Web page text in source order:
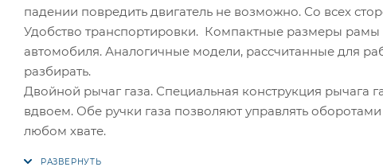
падении повредить двигатель не возможно. Со всех
Удобство транспортировки. Компактные размеры рамы
автомобиля. Аналогичные модели, рассчитанные для
разбирать.
Двойной рычаг газа. Специальная конструкция рычага
вдвоем. Обе ручки газа позволяют управлять
любом хвате.